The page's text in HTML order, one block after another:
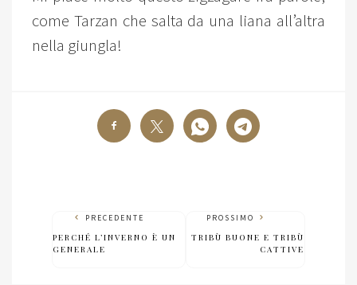
come Tarzan che salta da una liana all’altra
nella giungla!
PRECEDENTE
PERCHÉ L’INVERNO È UN
GENERALE
PROSSIMO
TRIBÙ BUONE E TRIBÙ
CATTIVE